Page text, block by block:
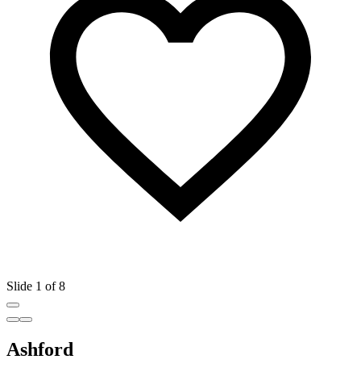
Slide 1 of 8
Ashford